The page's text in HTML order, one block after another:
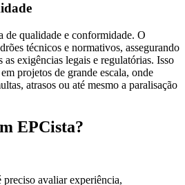
de qualidade e conformidade. O
técnicos e normativos, assegurando
as exigências legais e regulatórias. Isso
projetos de grande escala, onde
atrasos ou até mesmo a paralisação
EPCista?
preciso avaliar experiência,